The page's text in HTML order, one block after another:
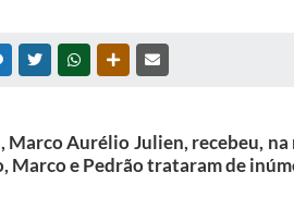
MESSENGER
TWITTERWHATSAPPOUTRAS MÍDIAS
Aurélio Julien, recebeu,
e Pedrão trataram de